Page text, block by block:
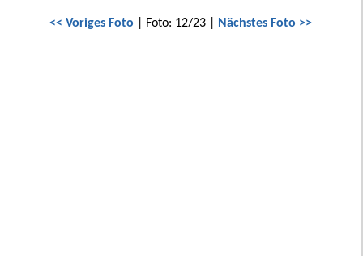
<< Voriges Foto | Foto: 12/23 | Nächstes Foto >>